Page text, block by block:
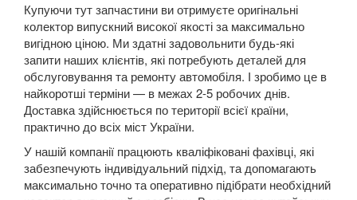
Grand Santa Fe III (NC)
Santa Fe IV (TM)
Santa Fe V
Tiburon
Tucson IV
Купуючи тут запчастини ви отримуєте оригінальні
колектор випускний високої якості за максимально
вигідною ціною. Ми здатні задовольнити будь-які
запити наших клієнтів, які потребують деталей для
обслуговування та ремонту автомобіля. І зробимо це в
найкоротші терміни — в межах 2-5 робочих днів.
Доставка здійснюється по території всієї країни,
практично до всіх міст України.
У нашій компанії працюють кваліфіковані фахівці, які
забезпечують індивідуальний підхід, та допомагають
максимально точно та оперативно підібрати необхідний